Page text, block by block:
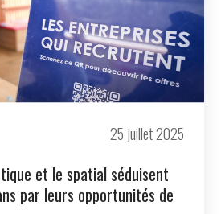
25 juillet 2025
et le spatial séduisent
par leurs opportunités de